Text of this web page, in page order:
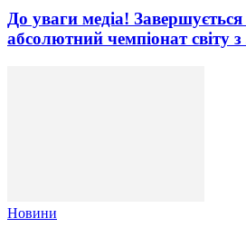
До уваги медіа!
абсолютний чемпіонат світу
Новини